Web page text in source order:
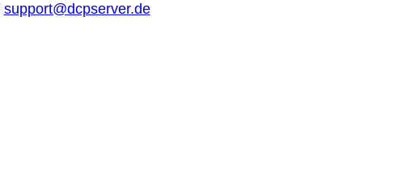
support@dcpserver.de